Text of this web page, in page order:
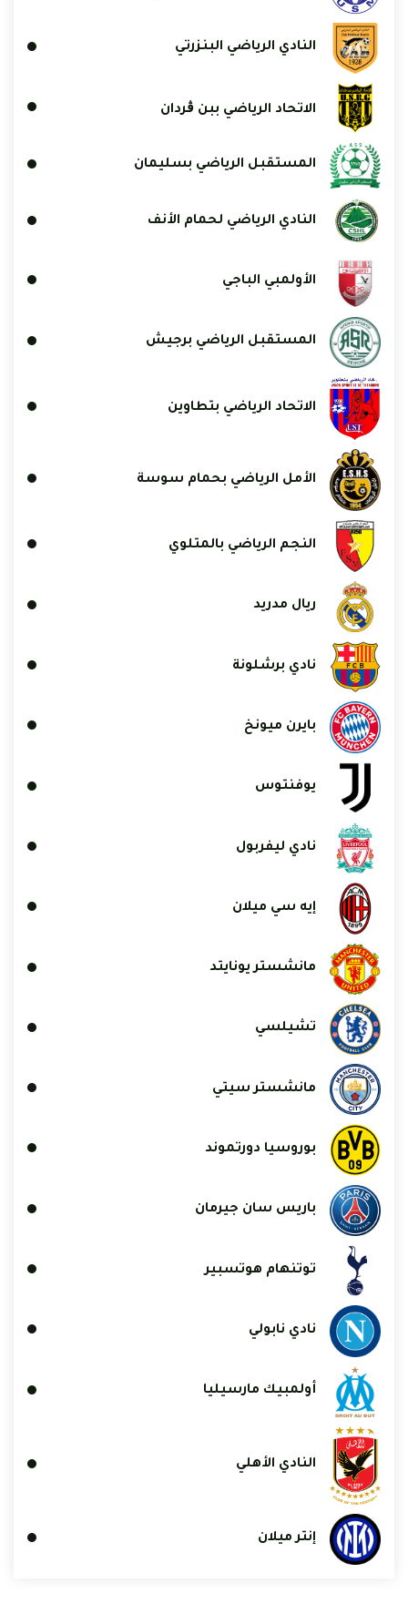
النادي الرياضي البنزرتي
الاتحاد الرياضي ببن ڨردان
المستقبل الرياضي بسليمان
النادي الرياضي لحمام الأنف
الأولمبي الباجي
المستقبل الرياضي برجيش
الاتحاد الرياضي بتطاوين
الأمل الرياضي بحمام سوسة
النجم الرياضي بالمتلوي
ريال مدريد
نادي برشلونة
بايرن ميونخ
يوفنتوس
نادي ليفربول
إيه سي ميلان
مانشستر يونايتد
تشيلسي
مانشستر سيتي
بوروسيا دورتموند
باريس سان جيرمان
توتنهام هوتسبير
نادي نابولي
أولمبيك مارسيليا
النادي الأهلي
إنتر ميلان